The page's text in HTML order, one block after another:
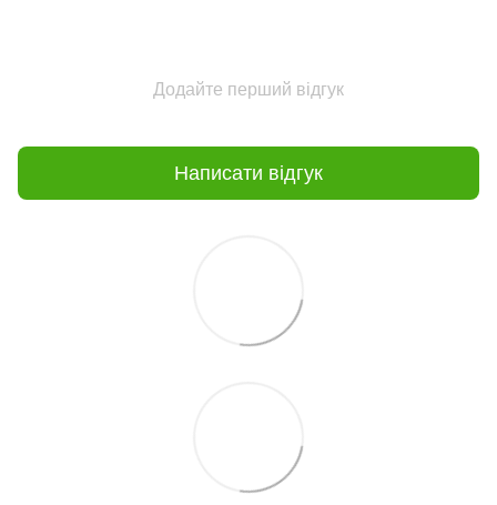
Додайте перший відгук
Написати відгук